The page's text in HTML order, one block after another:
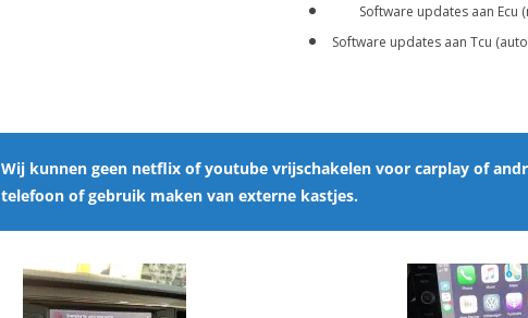
Software updates aan Ecu
Software updates aan Tcu
Wij kunnen geen netflix of youtube vrijschakelen voor carplay of
telefoon of gebruik maken van externe kastjes.